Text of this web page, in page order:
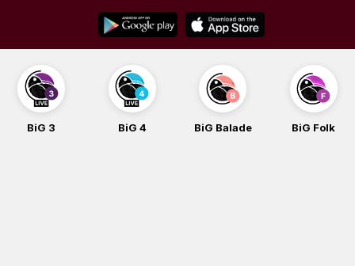
content
BiG 3 BiG 4 BiG Balade BiG Folk